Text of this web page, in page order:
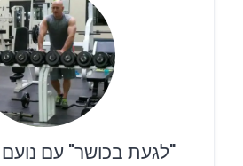
"לגעת בכושר" עם